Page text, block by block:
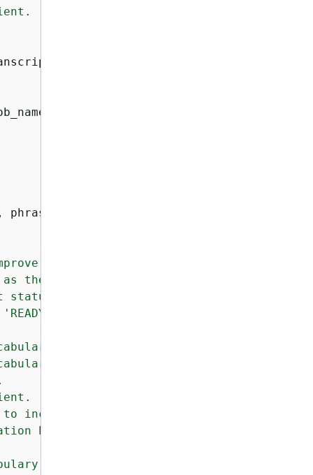
phrases=
the accuracy of
the vocabulary processing
of the vocabulary.
include in the vocabulary.
hints to include in the